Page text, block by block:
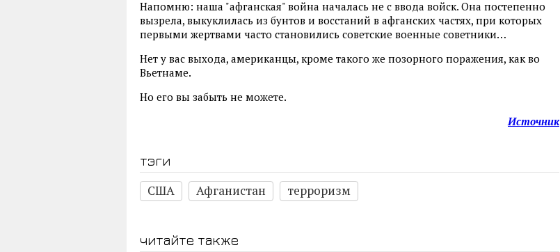
Напомню: наша "афганская" война началась не с ввода войск. Она постепенно
вызрела, выкуклилась из бунтов и восстаний в афганских частях, при которых
первыми жертвами часто становились советские военные советники…
Нет у вас выхода, американцы, кроме такого же позорного поражения, как во
Вьетнаме.
Но его вы забыть не можете.
Источник
тэги
США
Афганистан терроризм
читайте также